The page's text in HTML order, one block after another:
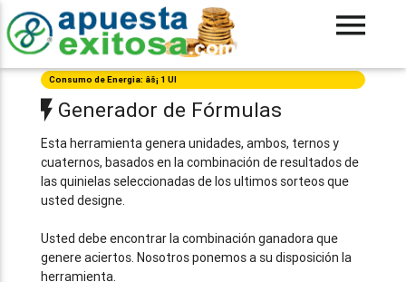
Consumo de Energia: âš¡ 1 UI
Generador de Fórmulas
Esta herramienta genera unidades, ambos, ternos y
cuaternos, basados en la combinación de resultados de
las quinielas seleccionadas de los ultimos sorteos que
usted designe.
Usted debe encontrar la combinación ganadora que
genere aciertos. Nosotros ponemos a su disposición la
herramienta.